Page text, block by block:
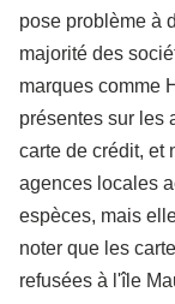
pose problème à
majorité des
marques comme
présentes sur les
carte de crédit, et
agences locales
espèces, mais
noter que les
refusées à l'île